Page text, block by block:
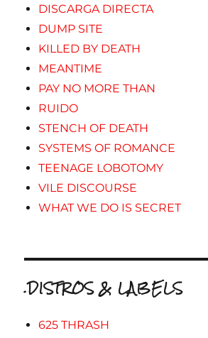
DISCARGA DIRECTA
DUMP SITE
KILLED BY DEATH
MEANTIME
PAY NO MORE THAN
RUIDO
STENCH OF DEATH
SYSTEMS OF ROMANCE
TEENAGE LOBOTOMY
VILE DISCOURSE
WHAT WE DO IS SECRET
.DISTROS & LABELS
625 THRASH